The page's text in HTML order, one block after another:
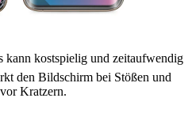
kann kostspielig und zeitaufwendig
den Bildschirm bei Stößen und
Kratzern.